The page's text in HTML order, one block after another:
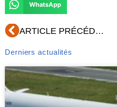
WhatsApp
Précédent ARTICLE PRÉCÉDENT
Derniers actualités